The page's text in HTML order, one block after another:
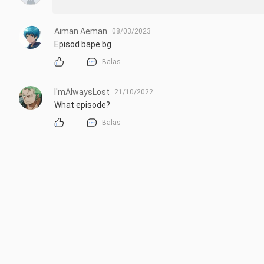
Aiman Aeman 08/03/2023
Episod bape bg
Balas
I'mAlwaysLost 21/10/2022
What episode?
Balas